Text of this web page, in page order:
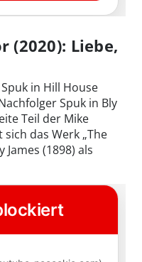
(2020): Liebe,
in Hill House
Spuk in Bly
Teil der Mike
das Werk „The
(1898) als